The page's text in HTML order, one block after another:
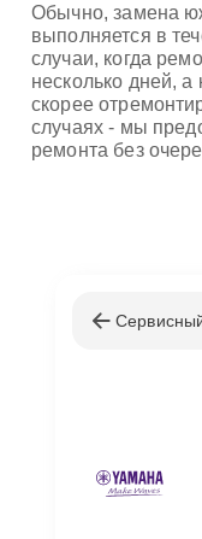
Обычно, замена
выполняется в
случаи, когда
несколько дней,
скорее
случаях - мы
ремонта без